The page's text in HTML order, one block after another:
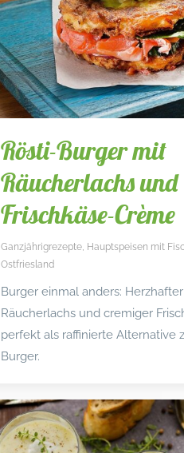
Rösti-Burger mit
Räucherlachs und
Frischkäse-Crème
Ganzjährigrezepte, Hauptspeisen mit
Ostfriesland
Burger einmal anders:
Räucherlachs und cremiger
perfekt als raffinierte Alternative
Burger.